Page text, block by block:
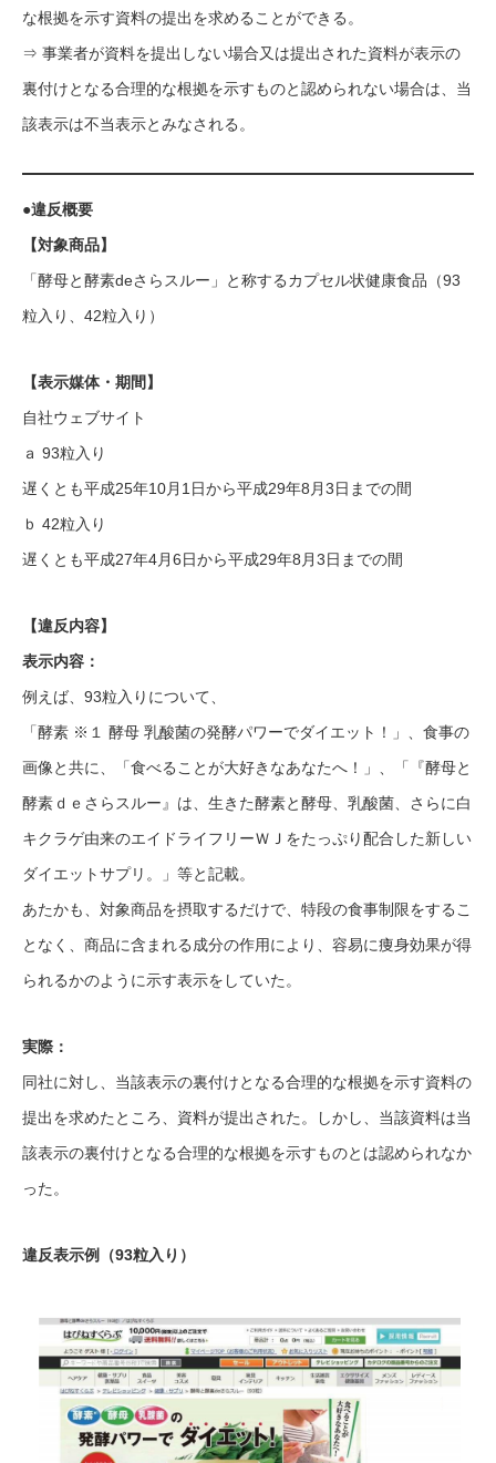
な根拠を示す資料の提出を求めることができる。
⇒ 事業者が資料を提出しない場合又は提出された資料が表示の
裏付けとなる合理的な根拠を示すものと認められない場合は、当
該表示は不当表示とみなされる。
●違反概要
【対象商品】
「酵母と酵素deさらスルー」と称するカプセル状健康食品（93
粒入り、42粒入り）
【表示媒体・期間】
自社ウェブサイト
ａ 93粒入り
遅くとも平成25年10月1日から平成29年8月3日までの間
ｂ 42粒入り
遅くとも平成27年4月6日から平成29年8月3日までの間
【違反内容】
表示内容：
例えば、93粒入りについて、
「酵素 ※１ 酵母 乳酸菌の発酵パワーでダイエット！」、食事の
画像と共に、「食べることが大好きなあなたへ！」、「『酵母と
酵素ｄｅさらスルー』は、生きた酵素と酵母、乳酸菌、さらに白
キクラゲ由来のエイドライフリーＷＪをたっぷり配合した新しい
ダイエットサプリ。」等と記載。
あたかも、対象商品を摂取するだけで、特段の食事制限をするこ
となく、商品に含まれる成分の作用により、容易に痩身効果が得
られるかのように示す表示をしていた。
実際：
同社に対し、当該表示の裏付けとなる合理的な根拠を示す資料の
提出を求めたところ、資料が提出された。しかし、当該資料は当
該表示の裏付けとなる合理的な根拠を示すものとは認められなか
った。
違反表示例（93粒入り）